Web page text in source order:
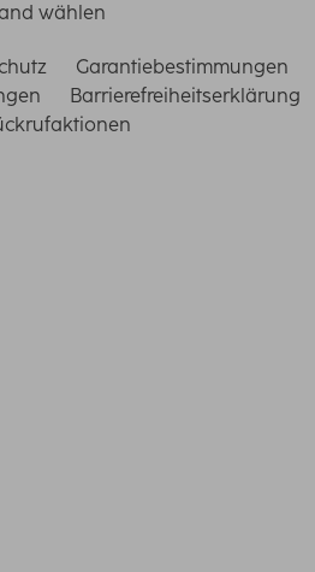
wählen
Garantiebestimmungen
Barrierefreiheitserklärung